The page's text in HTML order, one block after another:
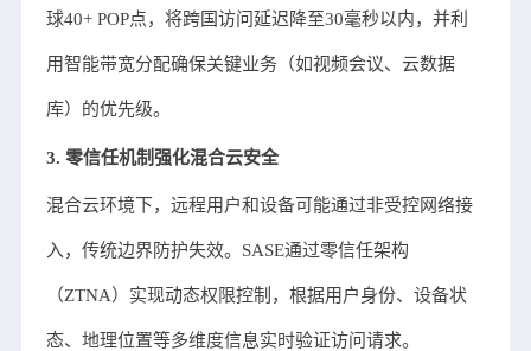
球40+ POP点，将跨国访问延迟降至30毫秒以内，并利
用智能带宽分配确保关键业务（如视频会议、云数据
库）的优先级。
3. 零信任机制强化混合云安全
混合云环境下，远程用户和设备可能通过非受控网络接
入，传统边界防护失效。SASE通过零信任架构
（ZTNA）实现动态权限控制，根据用户身份、设备状
态、地理位置等多维度信息实时验证访问请求。